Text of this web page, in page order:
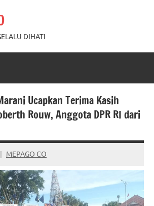
DIHATI
Ucapkan Terima Kasih
Rouw, Anggota DPR RI dari
MEPAGO CO